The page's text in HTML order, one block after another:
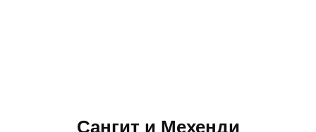
Сангит и Мехенди